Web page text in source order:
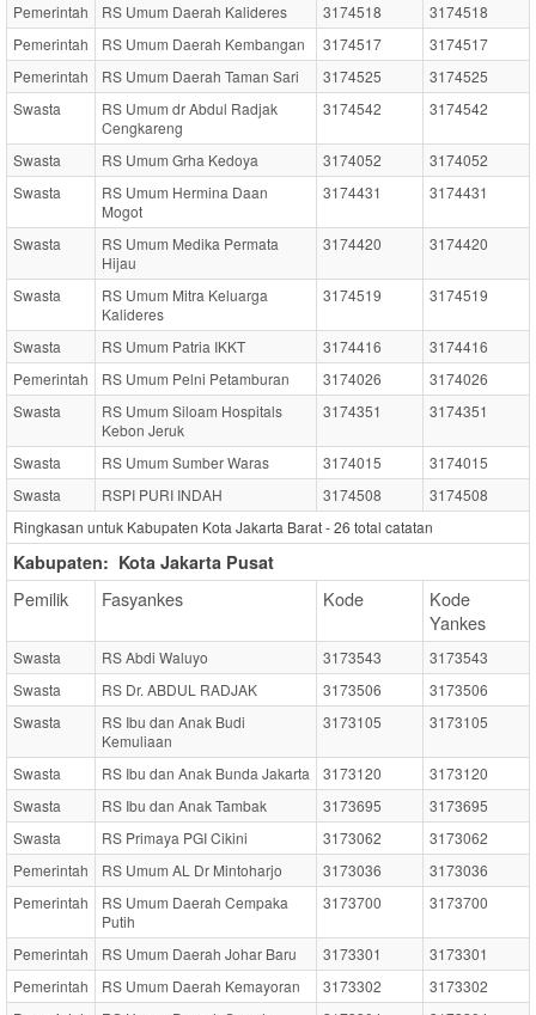
Pemerintah
RS Umum Daerah Kalideres 3174518
3174518
Pemerintah
RS Umum Daerah Kembangan 3174517
3174517
Pemerintah
RS Umum Daerah Taman Sari 3174525
3174525
Swasta
RS Umum dr Abdul Radjak
Cengkareng
3174542 3174542
Swasta RS Umum Grha Kedoya 3174052
3174052
Swasta
RS Umum Hermina Daan
Mogot
3174431 3174431
Swasta
RS Umum Medika Permata
Hijau
3174420 3174420
Swasta
RS Umum Mitra Keluarga
Kalideres
3174519 3174519
Swasta RS Umum Patria IKKT 3174416
3174416
Pemerintah
RS Umum Pelni Petamburan 3174026
3174026
Swasta
RS Umum Siloam Hospitals
Kebon Jeruk
3174351 3174351
Swasta RS Umum Sumber Waras 3174015
3174015
Swasta
RSPI PURI INDAH 3174508
3174508
Ringkasan untuk Kabupaten Kota Jakarta Barat -26 total catatan
Kabupaten: Kota Jakarta Pusat
Pemilik Fasyankes Kode
Kode
Yankes
Swasta RS Abdi Waluyo 3173543
3173543
Swasta
RS Dr. ABDUL RADJAK 3173506
3173506
Swasta
RS Ibu dan Anak Budi
Kemuliaan
3173105 3173105
Swasta RS Ibu dan Anak Bunda Jakarta 3173120
3173120
Swasta
RS Ibu dan Anak Tambak 3173695
3173695
Swasta
RS Primaya PGI Cikini 3173062
3173062
Pemerintah
RS Umum AL Dr Mintoharjo 3173036
3173036
Pemerintah
RS Umum Daerah Cempaka
Putih
3173700 3173700
Pemerintah RS Umum Daerah Johar Baru 3173301
3173301
Pemerintah
RS Umum Daerah Kemayoran 3173302
3173302